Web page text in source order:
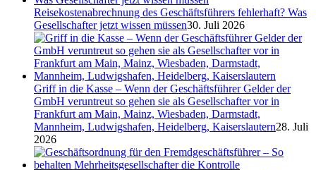
Reisekostenabrechnung des Geschäftsführers fehlerhaft? Was
Gesellschafter jetzt wissen müssen30. Juli 2026
Griff in die Kasse – Wenn der Geschäftsführer Gelder der
GmbH veruntreut so gehen sie als Gesellschafter vor in
Frankfurt am Main, Mainz, Wiesbaden, Darmstadt,
Mannheim, Ludwigshafen, Heidelberg, Kaiserslautern28. Juli
2026